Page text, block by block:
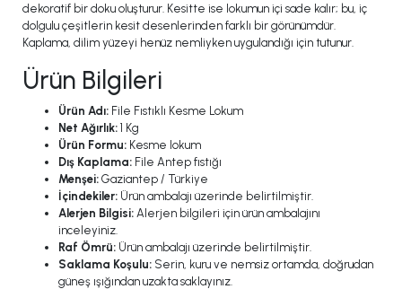
dekoratif bir doku oluşturur. Kesitte ise lokumun içi sade kalır; bu, iç
dolgulu çeşitlerin kesit desenlerinden farklı bir görünümdür.
Kaplama, dilim yüzeyi henüz nemliyken uygulandığı için tutunur.
Ürün Bilgileri
Ürün Adı: File Fıstıklı Kesme Lokum
Net Ağırlık: 1 Kg
Ürün Formu: Kesme lokum
Dış Kaplama: File Antep fıstığı
Menşei: Gaziantep / Türkiye
İçindekiler: Ürün ambalajı üzerinde belirtilmiştir.
Alerjen Bilgisi: Alerjen bilgileri için ürün ambalajını
inceleyiniz.
Raf Ömrü: Ürün ambalajı üzerinde belirtilmiştir.
Saklama Koşulu: Serin, kuru ve nemsiz ortamda, doğrudan
güneş ışığından uzakta saklayınız.